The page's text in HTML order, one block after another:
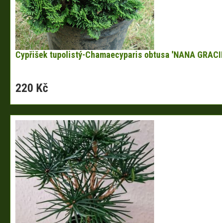
Cypřišek tupolistý-Chamaecyparis obtusa 'NANA
220 Kč